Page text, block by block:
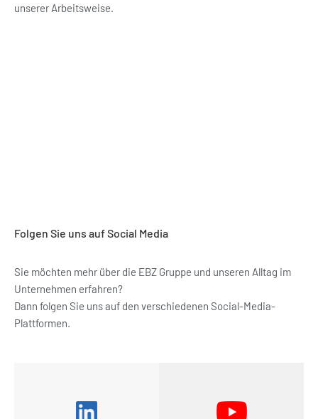
unserer Arbeitsweise.
Folgen Sie uns auf Social Media
Sie möchten mehr über die EBZ Gruppe und unseren Alltag im
Unternehmen erfahren?
Dann folgen Sie uns auf den verschiedenen Social-Media-
Plattformen.